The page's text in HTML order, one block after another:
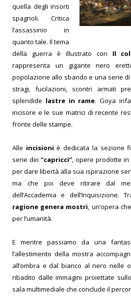
quella degli insorti
spagnoli. Critica
l’assassinio in
quanto tale. Il tema
della guerra è illustrato con Il
rappresenta un gigante nero
popolazione allo sbando e una serie di
stragi, fucilazioni, scontri armati
splendide lastre in rame. Goya
incisore e le sue matrici di recente
fronte delle stampe.
Alle incisioniè dedicata la sezione
serie dei “capricci”, opere prodotte in
per dare libertà alla sua ispirazione
ma che poi deve ritirare dal
dell’Accademia e dell’Inquisizione.
ragione genera mostri, un’opera
per l’umanità.
E mentre passiamo da una
l’allestimento della mostra
all’ombra e dal bianco al nero nelle
ribadito dalle immagini proiettate
sala multimediale che conclude il